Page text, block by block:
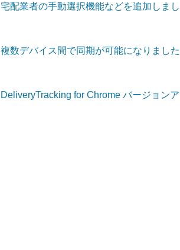
宅配業者の手動選択機能などを追加しま
複数デバイス間で同期が可能になりました
DeliveryTracking for Chrome バージョン